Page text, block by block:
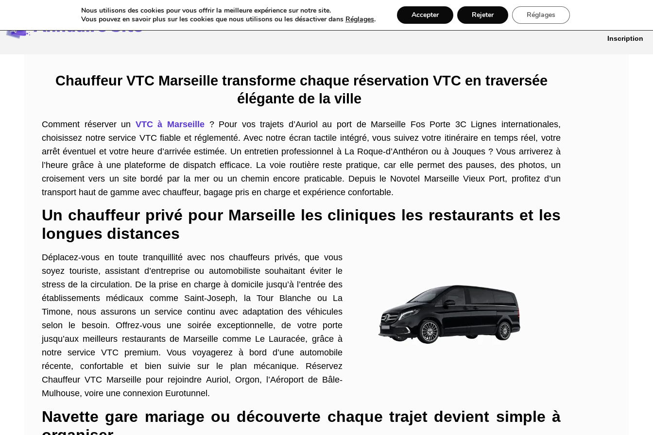
Annuaires & Blogs Web Taxi VTC Ambulance Locations De Voitures Bâtiment, Artisans & Électriciens
Inscription
Chauffeur VTC Marseille transforme chaque réservation VTC en traversée
élégante de la ville
Comment réserver un VTC à Marseille ? Pour vos trajets d’Auriol au port de Marseille Fos Porte 3C Lignes internationales,
choisissez notre service VTC fiable et réglementé. Avec notre écran tactile intégré, vous suivez votre itinéraire en temps réel, votre
arrêt éventuel et votre heure d’arrivée estimée. Un entretien professionnel à La Roque-d’Anthéron ou à Jouques ? Vous arriverez à
l’heure grâce à une plateforme de dispatch efficace. La voie routière reste pratique, car elle permet des pauses, des photos, un
croisement vers un site bordé par la mer ou un chemin encore praticable. Depuis le Novotel Marseille Vieux Port, profitez d’un
transport haut de gamme avec chauffeur, bagage pris en charge et expérience confortable.
Un chauffeur privé pour Marseille les cliniques les restaurants et les
longues distances
Déplacez-vous en toute tranquillité avec nos chauffeurs privés, que vous
soyez touriste, assistant d’entreprise ou automobiliste souhaitant éviter le
stress de la circulation. De la prise en charge à domicile jusqu’à l’entrée des
établissements médicaux comme Saint-Joseph, la Tour Blanche ou La
Timone, nous assurons un service continu avec adaptation des véhicules
selon le besoin. Offrez-vous une soirée exceptionnelle, de votre porte
jusqu’aux meilleurs restaurants de Marseille comme Le Lauracée, grâce à
notre service VTC premium. Vous voyagerez à bord d’une automobile
récente, confortable et bien suivie sur le plan mécanique. Réservez
Chauffeur VTC Marseille pour rejoindre Auriol, Orgon, l’Aéroport de Bâle-
Mulhouse, voire une connexion Eurotunnel.
Navette gare mariage ou découverte chaque trajet devient simple à
Nous utilisons des cookies pour vous offrir la meilleure expérience sur notre site.
Vous pouvez en savoir plus sur les cookies que nous utilisons ou les désactiver dans Réglages. Accepter Rejeter Réglages